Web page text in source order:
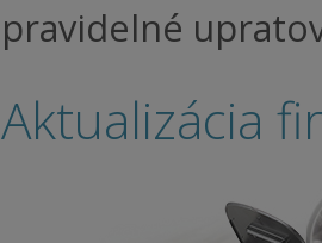
pravidelné
Aktualizácia